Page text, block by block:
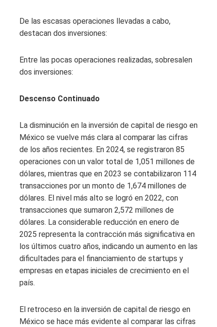
De las escasas operaciones llevadas a cabo,
destacan dos inversiones:
Entre las pocas operaciones realizadas, sobresalen
dos inversiones:
Descenso Continuado
La disminución en la inversión de capital de riesgo en
México se vuelve más clara al comparar las cifras
de los años recientes. En 2024, se registraron 85
operaciones con un valor total de 1,051 millones de
dólares, mientras que en 2023 se contabilizaron 114
transacciones por un monto de 1,674 millones de
dólares. El nivel más alto se logró en 2022, con
transacciones que sumaron 2,572 millones de
dólares. La considerable reducción en enero de
2025 representa la contracción más significativa en
los últimos cuatro años, indicando un aumento en las
dificultades para el financiamiento de startups y
empresas en etapas iniciales de crecimiento en el
país.
El retroceso en la inversión de capital de riesgo en
México se hace más evidente al comparar las cifras